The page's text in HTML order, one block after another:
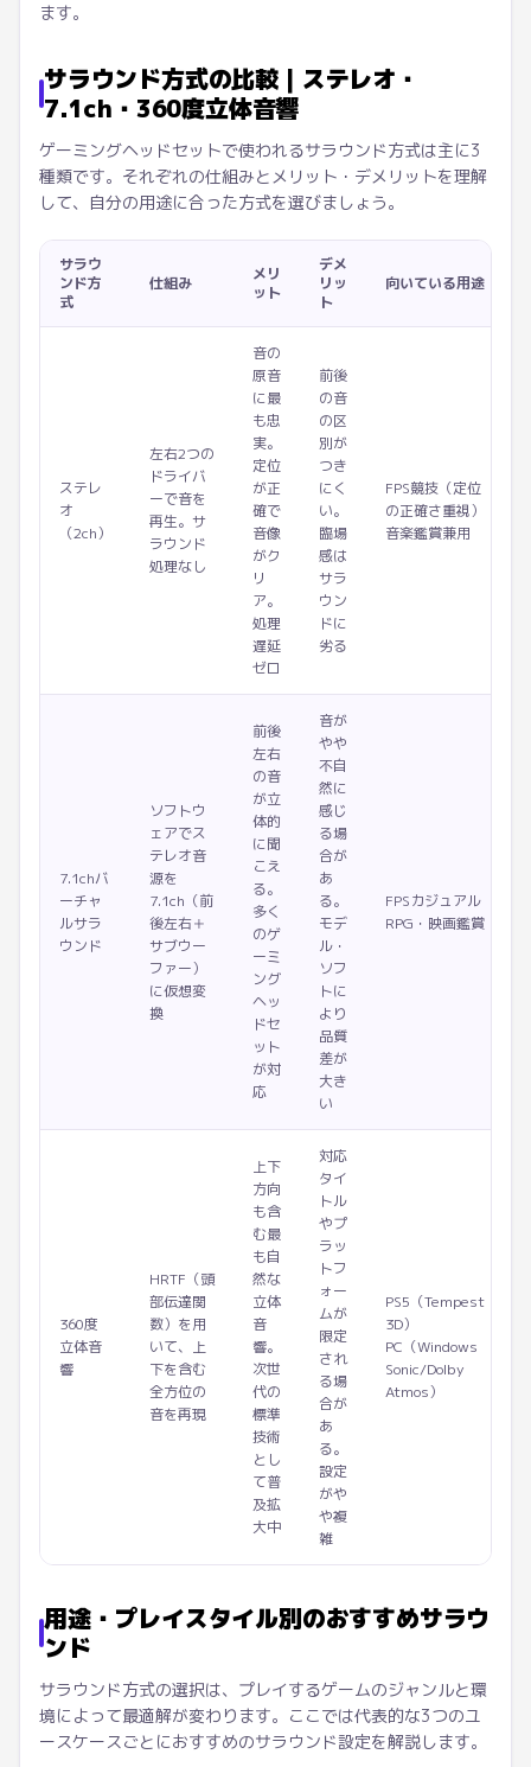
ます。
サラウンド方式の比較｜ステレオ・
7.1ch・360度立体音響
ゲーミングヘッドセットで使われるサラウンド方式は主に3
種類です。それぞれの仕組みとメリット・デメリットを理解
して、自分の用途に合った方式を選びましょう。
サラウ
ンド方
式
仕組み
メリ
ット
デメ
リッ
ト
向いている用途
ステレ
オ
（2ch）
左右2つの
ドライバ
ーで音を
再生。サ
ラウンド
処理なし
音の
原音
に最
も忠
実。
定位
が正
確で
音像
がク
リ
ア。
処理
遅延
ゼロ
前後
の音
の区
別が
つき
にく
い。
臨場
感は
サラ
ウン
ドに
劣る
FPS競技（定位
の正確さ重視）
音楽鑑賞兼用
7.1chバ
ーチャ
ルサラ
ウンド
ソフトウ
ェアでス
テレオ音
源を
7.1ch（前
後左右＋
サブウー
ファー）
に仮想変
換
前後
左右
の音
が立
体的
に聞
こえ
る。
多く
のゲ
ーミ
ング
ヘッ
ドセ
ット
が対
応
音が
やや
不自
然に
感じ
る場
合が
あ
る。
モデ
ル・
ソフ
トに
より
品質
差が
大き
い
FPSカジュアル
RPG・映画鑑賞
360度
立体音
響
HRTF（頭
部伝達関
数）を用
いて、上
下を含む
全方位の
音を再現
上下
方向
も含
む最
も自
然な
立体
音
響。
次世
代の
標準
技術
とし
て普
及拡
大中
対応
タイ
トル
やプ
ラッ
トフ
ォー
ムが
限定
され
る場
合が
あ
る。
設定
がや
や複
雑
PS5（Tempest
3D）
PC（Windows
Sonic/Dolby
Atmos）
用途・プレイスタイル別のおすすめサラウ
ンド
サラウンド方式の選択は、プレイするゲームのジャンルと環
境によって最適解が変わります。ここでは代表的な3つのユ
ースケースごとにおすすめのサラウンド設定を解説します。